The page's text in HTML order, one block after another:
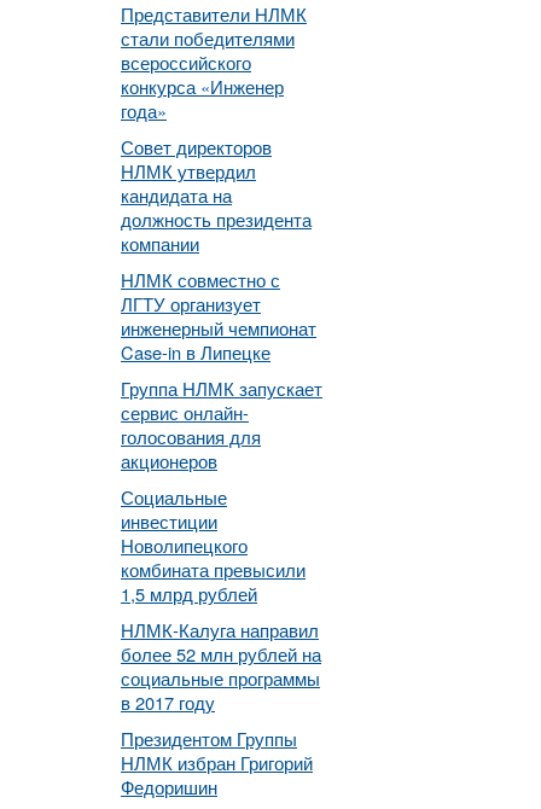
Представители НЛМК
стали победителями
всероссийского
конкурса «Инженер
года»
Совет директоров
НЛМК утвердил
кандидата на
должность президента
компании
НЛМК совместно с
ЛГТУ организует
инженерный чемпионат
Case-in в Липецке
Группа НЛМК запускает
сервис онлайн-
голосования для
акционеров
Социальные
инвестиции
Новолипецкого
комбината превысили
1,5 млрд рублей
НЛМК-Калуга направил
более 52 млн рублей на
социальные программы
в 2017 году
Президентом Группы
НЛМК избран Григорий
Федоришин